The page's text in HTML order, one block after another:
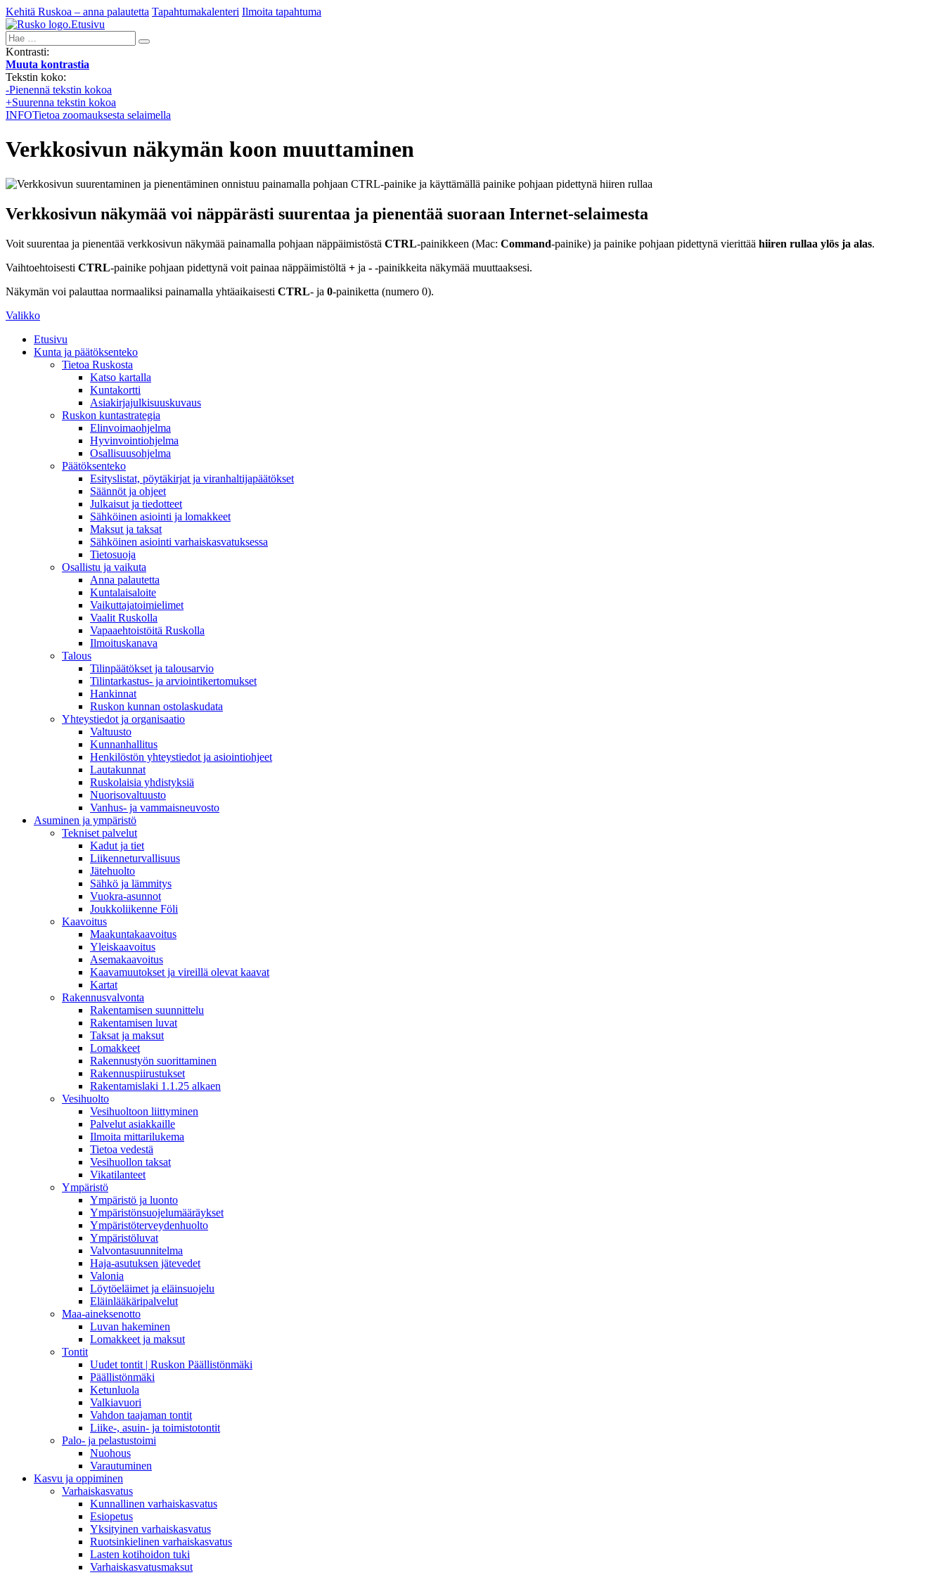
Kehitä Ruskoa – anna palautetta Tapahtumakalenteri Ilmoita tapahtuma
Etusivu
Hae:
Kontrasti:
Muuta kontrastia
Tekstin koko:
-Pienennä tekstin kokoa
+Suurenna tekstin kokoa
INFOTietoa zoomauksesta selaimella
Verkkosivun näkymän koon muuttaminen
Verkkosivun näkymää voi näppärästi suurentaa ja pienentää suoraan Internet-selaimesta
Voit suurentaa ja pienentää verkkosivun näkymää painamalla pohjaan näppäimistöstä CTRL-painikkeen (Mac: Command-painike) ja painike pohjaan pidettynä vierittää hiiren rullaa ylös ja alas.
Vaihtoehtoisesti CTRL-painike pohjaan pidettynä voit painaa näppäimistöltä + ja - -painikkeita näkymää muuttaaksesi.
Näkymän voi palauttaa normaaliksi painamalla yhtäaikaisesti CTRL- ja 0-painiketta (numero 0).
Valikko
Etusivu
Kunta ja päätöksenteko
Tietoa Ruskosta
Katso kartalla
Kuntakortti
Asiakirjajulkisuuskuvaus
Ruskon kuntastrategia
Elinvoimaohjelma
Hyvinvointiohjelma
Osallisuusohjelma
Päätöksenteko
Esityslistat, pöytäkirjat ja viranhaltijapäätökset
Säännöt ja ohjeet
Julkaisut ja tiedotteet
Sähköinen asiointi ja lomakkeet
Maksut ja taksat
Sähköinen asiointi varhaiskasvatuksessa
Tietosuoja
Osallistu ja vaikuta
Anna palautetta
Kuntalaisaloite
Vaikuttajatoimielimet
Vaalit Ruskolla
Vapaaehtoistöitä Ruskolla
Ilmoituskanava
Talous
Tilinpäätökset ja talousarvio
Tilintarkastus- ja arviointikertomukset
Hankinnat
Ruskon kunnan ostolaskudata
Yhteystiedot ja organisaatio
Valtuusto
Kunnanhallitus
Henkilöstön yhteystiedot ja asiointiohjeet
Lautakunnat
Ruskolaisia yhdistyksiä
Nuorisovaltuusto
Vanhus- ja vammaisneuvosto
Asuminen ja ympäristö
Tekniset palvelut
Kadut ja tiet
Liikenneturvallisuus
Jätehuolto
Sähkö ja lämmitys
Vuokra-asunnot
Joukkoliikenne Föli
Kaavoitus
Maakuntakaavoitus
Yleiskaavoitus
Asemakaavoitus
Kaavamuutokset ja vireillä olevat kaavat
Kartat
Rakennusvalvonta
Rakentamisen suunnittelu
Rakentamisen luvat
Taksat ja maksut
Lomakkeet
Rakennustyön suorittaminen
Rakennuspiirustukset
Rakentamislaki 1.1.25 alkaen
Vesihuolto
Vesihuoltoon liittyminen
Palvelut asiakkaille
Ilmoita mittarilukema
Tietoa vedestä
Vesihuollon taksat
Vikatilanteet
Ympäristö
Ympäristö ja luonto
Ympäristönsuojelumääräykset
Ympäristöterveydenhuolto
Ympäristöluvat
Valvontasuunnitelma
Haja-asutuksen jätevedet
Valonia
Löytöeläimet ja eläinsuojelu
Eläinlääkäripalvelut
Maa-aineksenotto
Luvan hakeminen
Lomakkeet ja maksut
Tontit
Uudet tontit | Ruskon Päällistönmäki
Päällistönmäki
Ketunluola
Valkiavuori
Vahdon taajaman tontit
Liike-, asuin- ja toimistotontit
Palo- ja pelastustoimi
Nuohous
Varautuminen
Kasvu ja oppiminen
Varhaiskasvatus
Kunnallinen varhaiskasvatus
Esiopetus
Yksityinen varhaiskasvatus
Ruotsinkielinen varhaiskasvatus
Lasten kotihoidon tuki
Varhaiskasvatusmaksut